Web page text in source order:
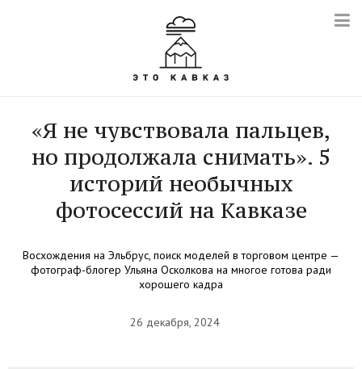
«Я не чувствовала пальцев,
но продолжала снимать». 5
историй необычных
фотосессий на Кавказе
Восхождения на Эльбрус, поиск моделей в торговом центре —
фотограф-блогер Ульяна Осколкова на многое готова ради
хорошего кадра
26 декабря, 2024